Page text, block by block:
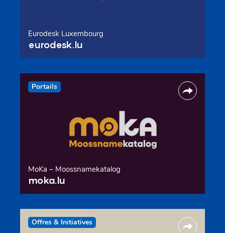
Eurodesk Luxembourg
eurodesk.lu
Portails
MoKa – Moossnamekatalog
moka.lu
Offres & Initiatives